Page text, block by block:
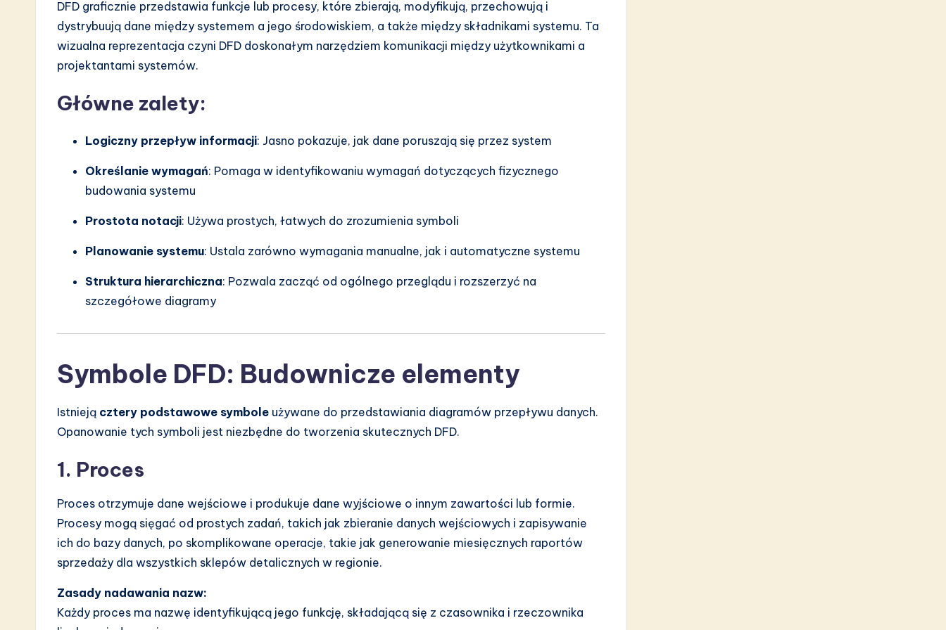
DFD graficznie przedstawia funkcje lub procesy, które zbierają, modyfikują, przechowują i
dystrybuują dane między systemem a jego środowiskiem, a także między składnikami systemu. Ta
wizualna reprezentacja czyni DFD doskonałym narzędziem komunikacji między użytkownikami a
projektantami systemów.
Główne zalety:
Logiczny przepływ informacji: Jasno pokazuje, jak dane poruszają się przez system
Określanie wymagań: Pomaga w identyfikowaniu wymagań dotyczących fizycznego
budowania systemu
Prostota notacji: Używa prostych, łatwych do zrozumienia symboli
Planowanie systemu: Ustala zarówno wymagania manualne, jak i automatyczne systemu
Struktura hierarchiczna: Pozwala zacząć od ogólnego przeglądu i rozszerzyć na
szczegółowe diagramy
Symbole DFD: Budownicze elementy
Istnieją cztery podstawowe symbole używane do przedstawiania diagramów przepływu danych.
Opanowanie tych symboli jest niezbędne do tworzenia skutecznych DFD.
1. Proces
Proces otrzymuje dane wejściowe i produkuje dane wyjściowe o innym zawartości lub formie.
Procesy mogą sięgać od prostych zadań, takich jak zbieranie danych wejściowych i zapisywanie
ich do bazy danych, po skomplikowane operacje, takie jak generowanie miesięcznych raportów
sprzedaży dla wszystkich sklepów detalicznych w regionie.
Zasady nadawania nazw:
Każdy proces ma nazwę identyfikującą jego funkcję, składającą się z czasownika i rzeczownika